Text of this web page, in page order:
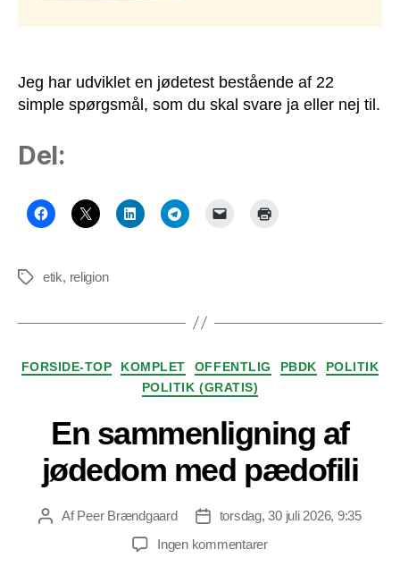
Jeg har udviklet en jødetest bestående af 22
simple spørgsmål, som du skal svare ja eller nej til.
Del:
Tagsetik, religion
Kategorier
FORSIDE-TOP KOMPLET OFFENTLIG PBDK
POLITIK
POLITIK (GRATIS)
En sammenligning af
jødedom med pædofili
Indlægsforfatter
AfPeer Brændgaard Indlægsdato
torsdag, 30 juli 2026, 9:35
Ingen kommentarertil